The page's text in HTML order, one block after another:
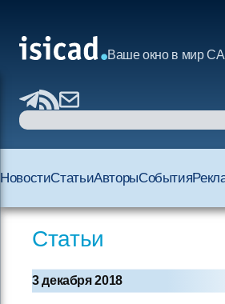
Ваше окно в мир
НовостиСтатьиАвторыСобытия
Статьи
3 декабря 2018